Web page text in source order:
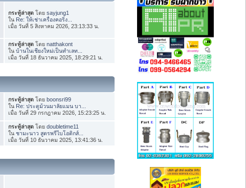
กระทู้ล่าสุด โดยsayjung1
ใน Re: ให้เช่าเครื่องคอริ่ง...
เมื่อ วันที่ 5 สิงหาคม 2026, 23:13:33 น.
กระทู้ล่าสุด โดยnatthakont
ในบ้านในเชียงใหม่เป็นทำเลท...
เมื่อ วันที่ 18 ธันวาคม 2025, 18:29:21 น.
กระทู้ล่าสุด โดยboonsri99
ใน Re: ประตูม้วนมาลัยแมน บา...
เมื่อ วันที่ 29 กรกฎาคม 2026, 15:23:25 น.
กระทู้ล่าสุด โดยdoubletime11
ในชามะนาว สูตรพรีไบโอติกส์...
เมื่อ วันที่ 10 ธันวาคม 2025, 13:41:36 น.